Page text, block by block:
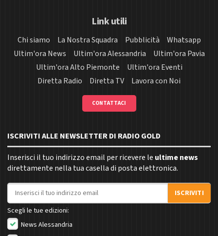
Link utili
Chi siamo La Nostra Squadra Pubblicità
Whatsapp
Ultim'ora News
Ultim'ora Alessandria
Ultim'ora Pavia
Ultim'ora Alto Piemonte
Ultim'ora Eventi
Diretta Radio
Diretta TV Lavora con Noi
CONTATTACI
ISCRIVITI ALLE NEWSLETTER DI RADIO GOLD
Inserisci il tuo indirizzo email per ricevere le ultime news
direttamente nella tua casella di posta elettronica.
Indirizzo email
ISCRIVITI
Scegli le tue edizioni:
News Alessandria